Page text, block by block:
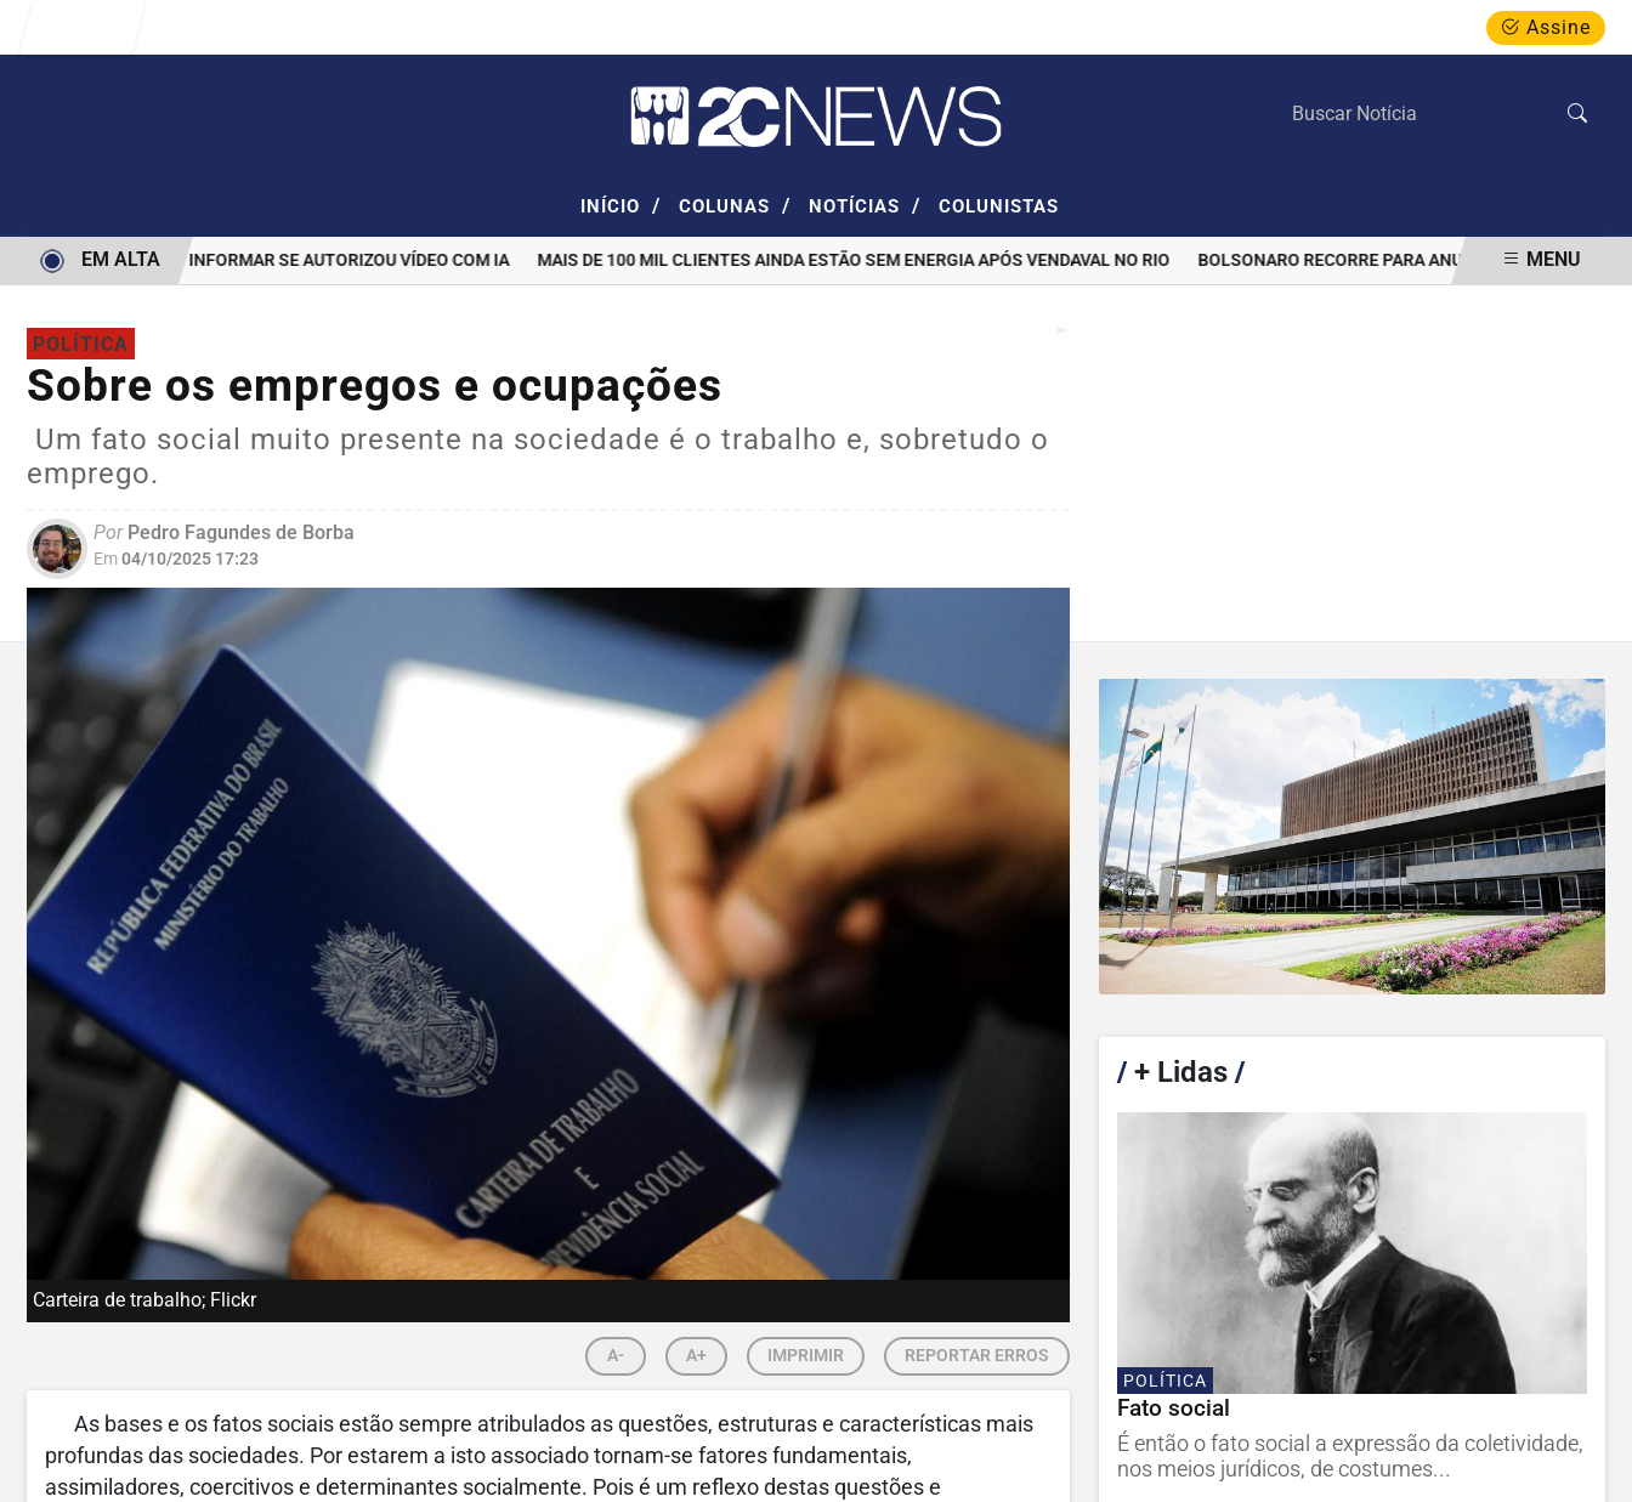
Assine
INÍCIO / COLUNAS / NOTÍCIAS / COLUNISTAS
BOLSONARO INFORMAR SE AUTORIZOU VÍDEO COM IA MAIS DE 100 MIL CLIENTES AINDA ESTÃO SEM ENERGIA APÓS VENDAVAL NO RIO BOLSONARO RECORRE PARA ANULAR PROIBIÇÃO DE
EM ALTA MENU
POLÍTICA
Sobre os empregos e ocupações
Um fato social muito presente na sociedade é o trabalho e, sobretudo o
emprego.
PorPedro Fagundes de Borba
Em04/10/2025 17:23
Carteira de trabalho; Flickr
A- A+ IMPRIMIR REPORTAR ERROS
As bases e os fatos sociais estão sempre atribulados as questões, estruturas e características mais
profundas das sociedades. Por estarem a isto associado tornam-se fatores fundamentais,
assimiladores, coercitivos e determinantes socialmente. Pois é um reflexo destas questões e
/+ Lidas /
POLÍTICA
Fato social
É então o fato social a expressão da coletividade,
nos meios jurídicos, de costumes...